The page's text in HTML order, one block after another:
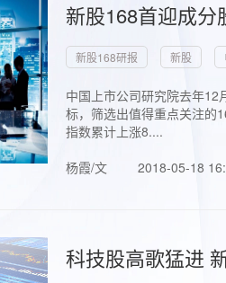
新股168首迎成
新股168研报 新股
中国上市公司研究院去年
标，筛选出值得重点关注的
指数累计上涨8....
杨霞/文
2018-05-18
科技股高歌猛进